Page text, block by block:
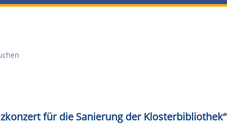
für die Sanierung der Klosterbibliothek“